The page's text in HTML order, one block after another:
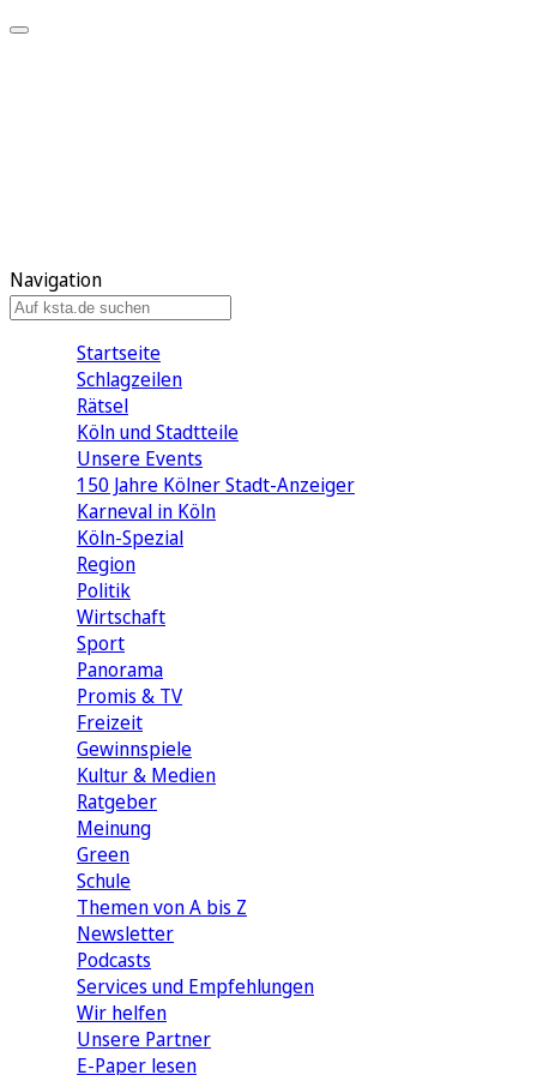
Navigation
Startseite
Schlagzeilen
Rätsel
Köln und Stadtteile
Unsere Events
150 Jahre Kölner Stadt-Anzeiger
Karneval in Köln
Köln-Spezial
Region
Politik
Wirtschaft
Sport
Panorama
Promis & TV
Freizeit
Gewinnspiele
Kultur & Medien
Ratgeber
Meinung
Green
Schule
Themen von A bis Z
Newsletter
Podcasts
Services und Empfehlungen
Wir helfen
Unsere Partner
E-Paper lesen